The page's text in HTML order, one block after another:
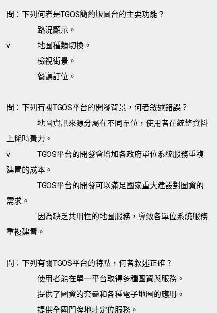
問：下列何者是TGOS簡約版圖台的主要功能？
路況顯示。
v
地圖種類切換。
檢視街景。
餐廳訂位。
問：下列有關TGOS平台的開發背景，何者敘述錯誤？
地圖資訊來源分屬在不同單位，使用者在統整資料
上耗時費力。
v
TGOS平台的開發會增加各政府單位系統服務重複
建置的成本。
TGOS平台的開發可以滿足國家重大建設對圖資的
需求。
因為缺乏共用性的地圖服務，導致各單位系統服務
重複建置。
問：下列有關TGOS平台的特點，何者敘述正確？
使用者能在單一平台取得多種圖資與服務。
提供了圖資的套疊和各種電子地圖的應用。
提供全國門牌地址定位服務。